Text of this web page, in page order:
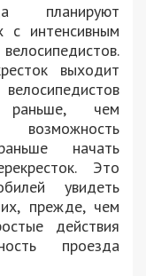
планируют
с интенсивным
выходит
раньше, чем
начать
Это
увидеть
их, прежде, чем
действия
проезда